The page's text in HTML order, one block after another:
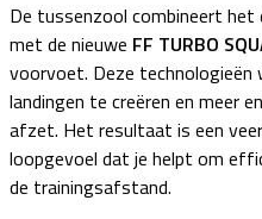
De tussenzool combineert het
met de nieuwe FF TURBO
voorvoet. Deze technologieën
landingen te creëren en meer
afzet. Het resultaat is een
loopgevoel dat je helpt om
de trainingsafstand.